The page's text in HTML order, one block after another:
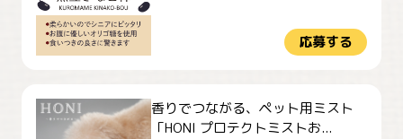
応募する
香りでつながる、ペット用ミスト
「HONI プロテクトミストお...